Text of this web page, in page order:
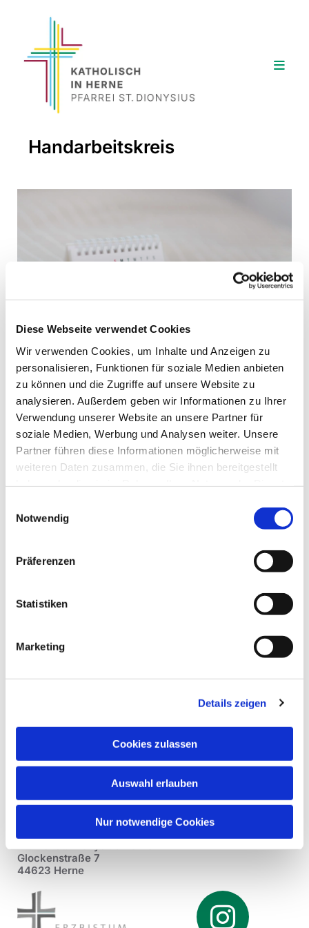
Diese Webseite verwendet Cookies
Wir verwenden Cookies, um Inhalte und Anzeigen zu
personalisieren, Funktionen für soziale Medien anbieten
zu können und die Zugriffe auf unsere Website zu
analysieren. Außerdem geben wir Informationen zu Ihrer
Verwendung unserer Website an unsere Partner für
soziale Medien, Werbung und Analysen weiter. Unsere
Partner führen diese Informationen möglicherweise mit
weiteren Daten zusammen, die Sie ihnen bereitgestellt
Notwendig
Präferenzen
Statistiken
Marketing
Details zeigen
Cookies zulassen
Auswahl erlauben
Nur notwendige Cookies
Handarbeitskreis
Mittwoch, 5. Januar 2028, 15:00
Uhr
Pfarrzentrum St. Dionysius,
Bahnhofstraße 38, 44623 Herne
Glockenstraße 7
44623 Herne